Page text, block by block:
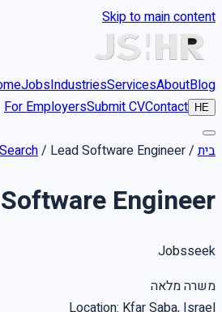
Skip to main content
JobsIndustriesServicesAboutBlog
HE
For EmployersSubmit CVContact
בית/
/ Lead Software Engineer
Engineer
Jobsseek
משרה מלאה
Location: Kfar Saba, Israel